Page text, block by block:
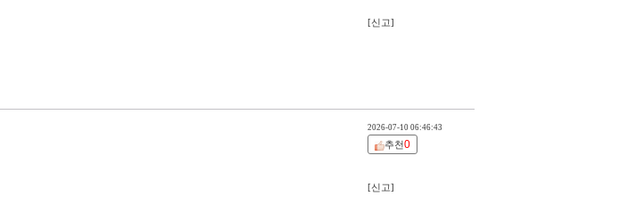
[신고]
2026-07-10 06:46:43
추천0
[신고]